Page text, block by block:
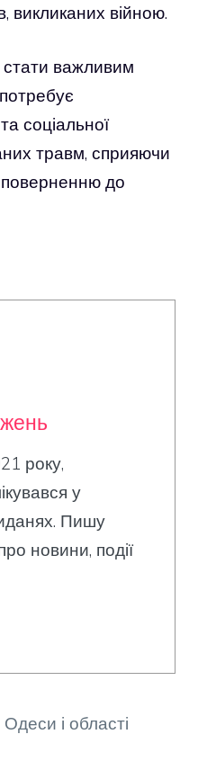
викликаних війною.
важливим
соціальної
травм, сприяючи
до
року,
у
Пишу
новини, події
і області